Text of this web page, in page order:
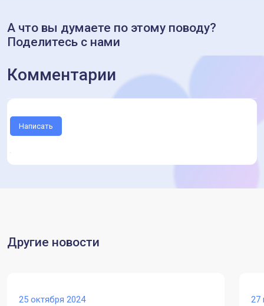
А что вы думаете по этому поводу?
Поделитесь с нами
Комментарии
Написать
Другие новости
25 октября 2024 27